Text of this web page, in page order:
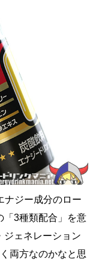
ナジー成分のロー
「3種類配合」を意
ジェネレーション
両方なのかなと思